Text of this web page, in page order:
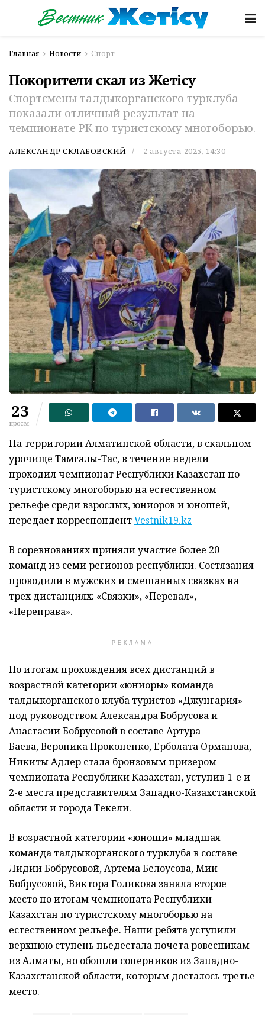
Главная Новости Спорт
Покорители скал из Жетiсу
Спортсмены талдыкорганского турклуба
показали отличный результат на
чемпионате РК по туристскому многоборью.
АЛЕКСАНДР СКЛАБОВСКИЙ 2 августа 2025, 14:30
23
просм.
На территории Алматинской области, в скальном
урочище Тамгалы-Тас, в течение недели
проходил чемпионат Республики Казахстан по
туристскому многоборью на естественном
рельефе среди взрослых, юниоров и юношей,
передает корреспондентVestnik19.kz
В соревнованиях приняли участие более 20
команд из семи регионов республики. Состязания
проводили в мужских и смешанных связках на
трех дистанциях: «Связки», «Перевал»,
«Переправа».
РЕКЛАМА
По итогам прохождения всех дистанций в
возрастной категории «юниоры» команда
талдыкорганского клуба туристов «Джунгария»
под руководством Александра Бобрусова и
Анастасии Бобрусовой в составе Артура
Баева, Вероника Прокопенко, Ерболата Орманова,
Никиты Адлер стала бронзовым призером
чемпионата Республики Казахстан, уступив 1-е и
2-е места представителям Западно-Казахстанской
области и города Текели.
В возрастной категории «юноши» младшая
команда талдыкорганского турклуба в составе
Лидии Бобрусовой, Артема Белоусова, Мии
Бобрусовой, Виктора Голикова заняла второе
место по итогам чемпионата Республики
Казахстан по туристскому многоборью на
естественном рельефе. Наши ребята уступили
верхнюю ступень пьедестала почета ровесникам
из Алматы, но обошли соперников из Западно-
Казахстанской области, которым досталось третье
место.